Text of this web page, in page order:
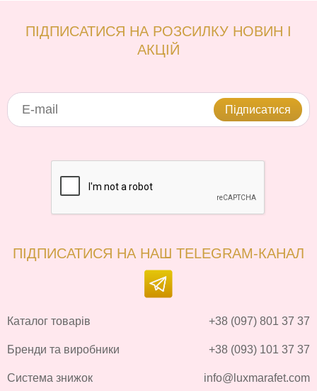
ПІДПИСАТИСЯ НА РОЗСИЛКУ НОВИН І
АКЦІЙ
Підписатися
ПІДПИСАТИСЯ НА НАШ TELEGRAM-КАНАЛ
Каталог товарів
Бренди та виробники
Система знижок
+38 (097) 801 37 37
+38 (093) 101 37 37
info@luxmarafet.com